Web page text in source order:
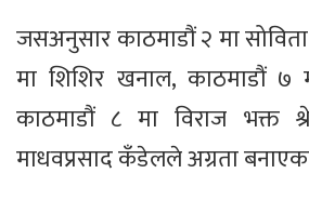
जसअनुसार काठमाडौं २ मा
मा शिशिर खनाल, काठमाडौं
काठमाडौं ८ मा विराज भक्त
माधवप्रसाद कँडेलले अग्रता